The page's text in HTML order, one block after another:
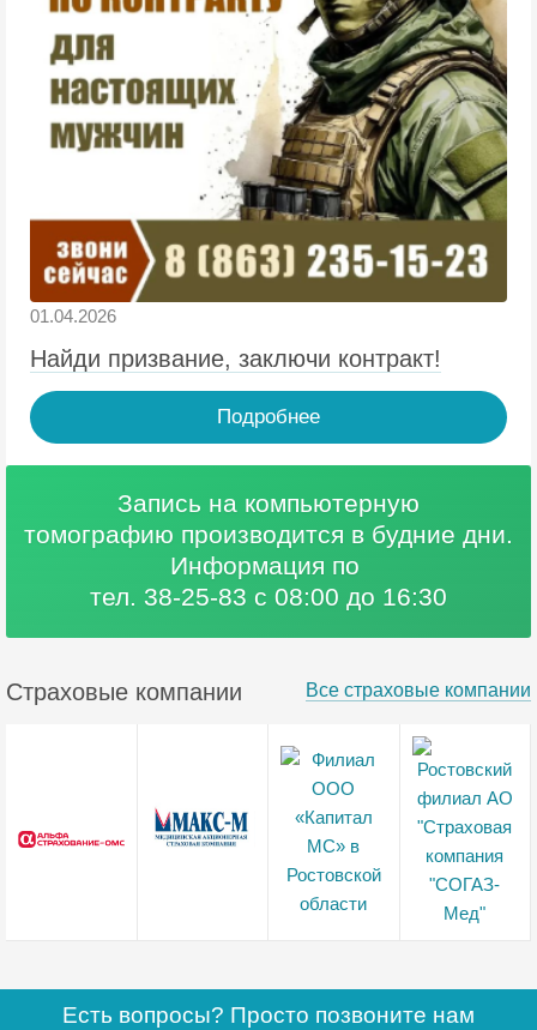
01.04.2026
Найди призвание, заключи контракт!
Подробнее
Запись на компьютерную
томографию производится в будние дни.
Информация по
тел. 38-25-83 с 08:00 до 16:30
Страховые компании Все страховые компании
Есть вопросы? Просто позвоните нам